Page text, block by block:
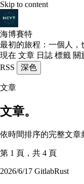
Skip to content
海博賽特
最初的旅程：一個人，
現在 文章 日誌 標籤 關
RSS
深色
文章
文章。
依時間排序的完整文章
第 1 頁，共 4 頁
2026/6/17 GitlabRust